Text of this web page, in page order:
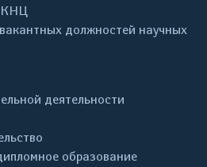
должностей научных
деятельности
образование